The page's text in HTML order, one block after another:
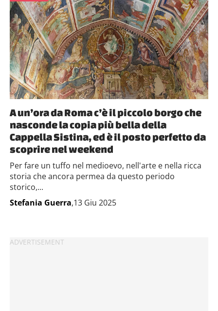
A un’ora da Roma c’è il piccolo borgo che
nasconde la copia più bella della
Cappella Sistina, ed è il posto perfetto da
scoprire nel weekend
Per fare un tuffo nel medioevo, nell'arte e nella ricca
storia che ancora permea da questo periodo
storico,...
Stefania Guerra,13 Giu 2025